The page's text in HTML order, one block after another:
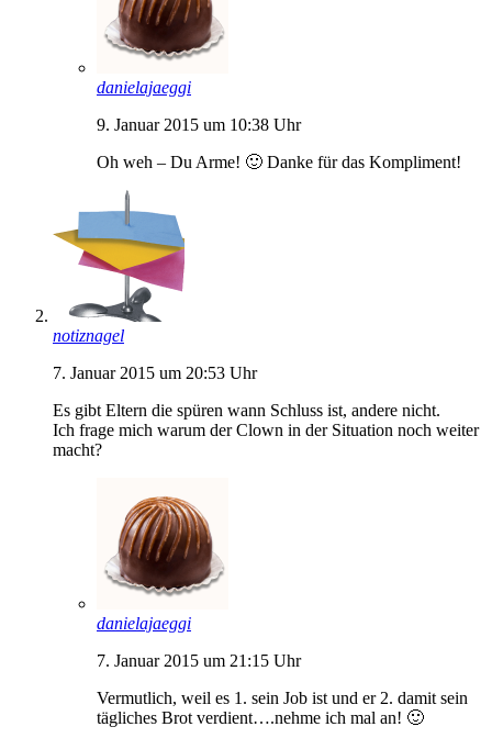
danielajaeggi
9. Januar 2015 um 10:38 Uhr
Oh weh – Du Arme! 🙂 Danke für das Kompliment!
notiznagel
7. Januar 2015 um 20:53 Uhr
Es gibt Eltern die spüren wann Schluss ist, andere nicht.
Ich frage mich warum der Clown in der Situation noch weiter
macht?
danielajaeggi
7. Januar 2015 um 21:15 Uhr
Vermutlich, weil es 1. sein Job ist und er 2. damit sein
tägliches Brot verdient….nehme ich mal an! 🙂